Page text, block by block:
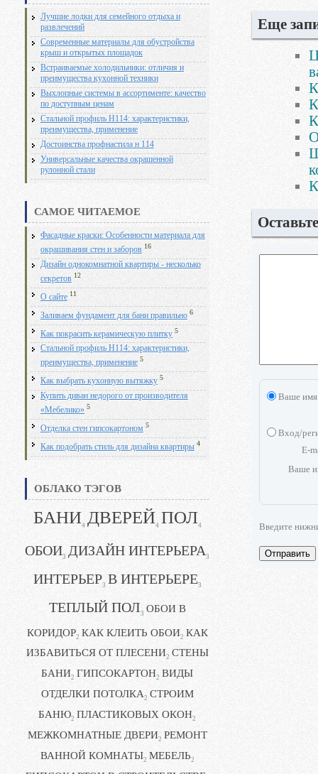
Лучшие лодки для семейного отдыха и
развлечений
Современные материалы для обустройства
крыш и открытых площадок
Встраиваемые холодильники: отличия и
преимущества кухонной техники
Выхлопные системы в ассортименте: качество
по доступным ценам
Стальной профиль Н114: характеристики,
преимущества, применение
Достоинства профнастила н 114
Универсальные качества окрашенной
рулонной стали
САМОЕ ЧИТАЕМОЕ
Фасадные краски: Особенности материала для
окрашивания стен и заборов 16
Дизайн однокомнатной квартиры - несколько
секретов 12
О сайте 11
Заливаем фундамент для бани правильно 6
Как покрасить керамическую плитку 5
Стальной профиль Н114: характеристики,
преимущества, применение 5
Как выбрать кухонную вытяжку 5
Купить диван недорого от производителя
«Мебелико» 5
Отделка стен гипсокартоном 5
Как подобрать стиль для дизайна квартиры 4
ОБЛАКО ТЭГОВ
БАНИ4 ДВЕРЕЙ4 ПОЛ4
ОБОИ3 ДИЗАЙН ИНТЕРЬЕРА3
ИНТЕРЬЕР3 В ИНТЕРЬЕРЕ3
ТЕПЛЫЙ ПОЛ3 ОБОИ В
КОРИДОР2 КАК КЛЕИТЬ ОБОИ2 КАК
ИЗБАВИТЬСЯ ОТ ПЛЕСЕНИ2 СТЕНЫ
БАНИ2 ГИПСОКАРТОН2 ВИДЫ
ОТДЕЛКИ ПОТОЛКА2 СТРОИМ
БАНЮ2 ПЛАСТИКОВЫХ ОКОН2
МЕЖКОМНАТНЫЕ ДВЕРИ2 РЕМОНТ
ВАННОЙ КОМНАТЫ2 МЕБЕЛЬ2
Еще
Ваше имя
Вход/
E-
Ваше
Введите
Отправить